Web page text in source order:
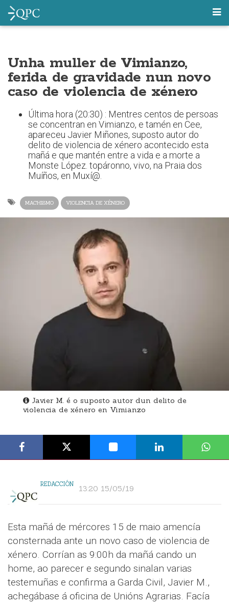
Unha muller de Vimianzo,
ferida de gravidade nun novo
caso de violencia de xénero
Última hora (20:30) : Mentres centos de persoas
se concentran en Vimianzo, e tamén en Cee,
apareceu Javier Miñones, suposto autor do
delito de violencia de xénero acontecido esta
mañá e que mantén entre a vida e a morte a
Monste López. topáronno, vivo, na Praia dos
Muíños, en Muxí@.
MACHISMO VIOLENCIA DE XÉNERO
Javier M. é o suposto autor dun delito de
violencia de xénero en Vimianzo
REDACCIÓN 13:20 15/05/19
Esta mañá de mércores 15 de maio amencía
consternada ante un novo caso de violencia de
xénero. Corrían as 9:00h da mañá cando un
home, ao parecer e segundo sinalan varias
testemuñas e confirma a Garda Civil, Javier M.,
achegábase á oficina de Unións Agrarias. Facía